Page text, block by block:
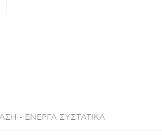
- ΕΝΕΡΓΑ ΣΥΣΤΑΤΙΚΑ